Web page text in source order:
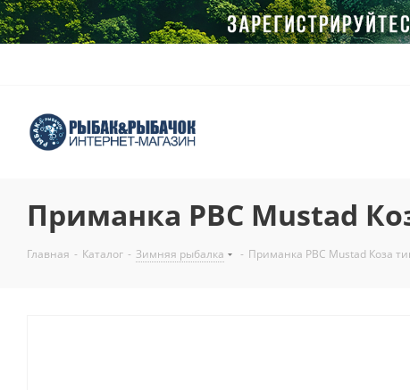
Приманка РВС Mustad
Главная - Каталог - Зимняя рыбалка - Приманка РВС Mustad Коза